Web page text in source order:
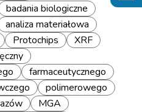
badania biologiczne
analiza materiałowa
Protochips
XRF
farmaceutycznego
polimerowego
MGA